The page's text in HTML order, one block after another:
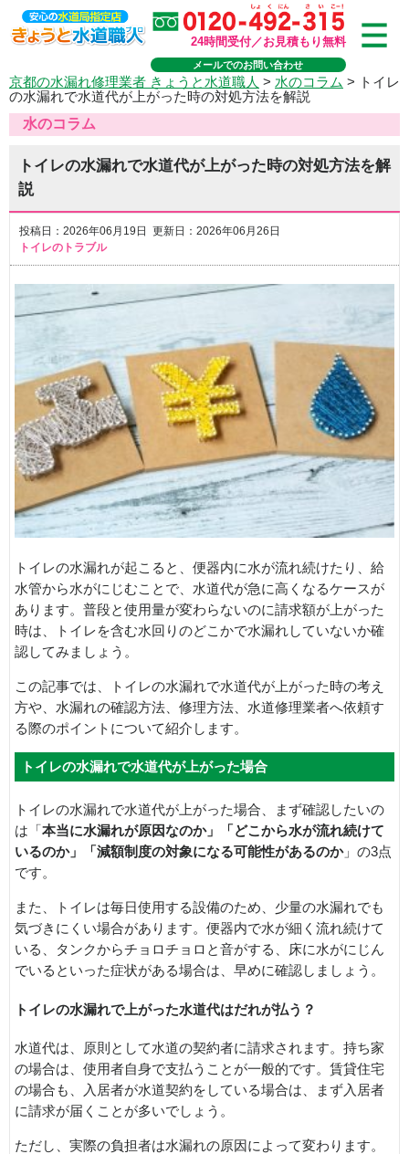
24時間受付／お見積もり無料
メールでのお問い合わせ
京都の水漏れ修理業者 きょうと水道職人 > 水のコラム >
トイレ
の水漏れで水道代が上がった時の対処方法を解説
水のコラム
トイレの水漏れで水道代が上がった時の対処方法を解
説
投稿日：2026年06月19日 更新日：2026年06月26日
トイレのトラブル
トイレの水漏れが起こると、便器内に水が流れ続けたり、給
水管から水がにじむことで、水道代が急に高くなるケースが
あります。普段と使用量が変わらないのに請求額が上がった
時は、トイレを含む水回りのどこかで水漏れしていないか確
認してみましょう。
この記事では、トイレの水漏れで水道代が上がった時の考え
方や、水漏れの確認方法、修理方法、水道修理業者へ依頼す
る際のポイントについて紹介します。
トイレの水漏れで水道代が上がった場合
トイレの水漏れで水道代が上がった場合、まず確認したいの
は「 本当に水漏れが原因なのか」「どこから水が流れ続けて
いるのか」「減額制度の対象になる可能性があるのか」の3点
です。
また、トイレは毎日使用する設備のため、少量の水漏れでも
気づきにくい場合があります。便器内で水が細く流れ続けて
いる、タンクからチョロチョロと音がする、床に水がにじん
でいるといった症状がある場合は、早めに確認しましょう。
トイレの水漏れで上がった水道代はだれが払う？
水道代は、原則として水道の契約者に請求されます。持ち家
の場合は、使用者自身で支払うことが一般的です。賃貸住宅
の場合も、入居者が水道契約をしている場合は、まず入居者
に請求が届くことが多いでしょう。
ただし、実際の負担者は水漏れの原因によって変わります。